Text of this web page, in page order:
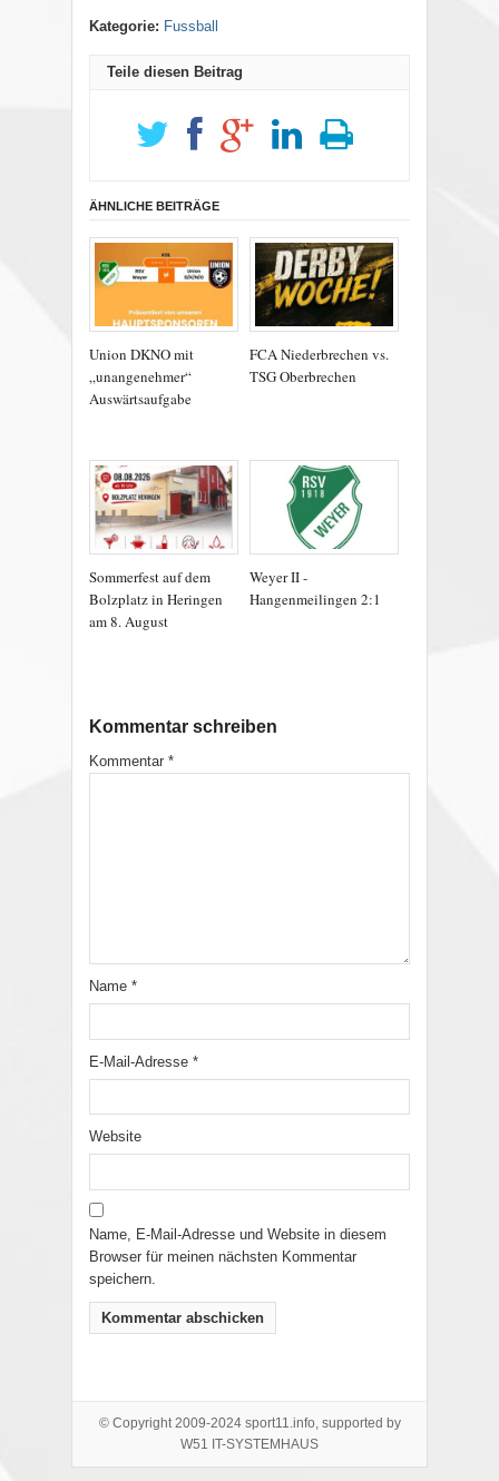
Kategorie: Fussball
Teile diesen Beitrag
ÄHNLICHE BEITRÄGE
Union DKNO mit
„unangenehmer“
Auswärtsaufgabe
FCA Niederbrechen vs.
TSG Oberbrechen
Sommerfest auf dem
Bolzplatz in Heringen
am 8. August
Weyer II -
Hangenmeilingen 2:1
Kommentar schreiben
Kommentar *
Name *
E-Mail-Adresse *
Website
Name, E-Mail-Adresse und Website in diesem
Browser für meinen nächsten Kommentar
speichern.
© Copyright 2009-2024 sport11.info, supported by
W51 IT-SYSTEMHAUS